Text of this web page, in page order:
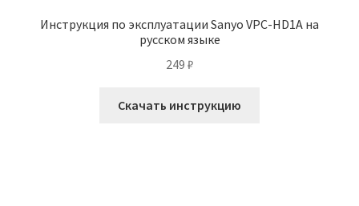
Инструкция по эксплуатации Sanyo VPC-HD1A на
русском языке
249 ₽
Скачать инструкцию